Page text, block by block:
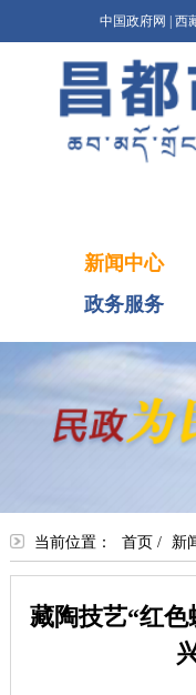
中国政府网 西
新闻中心
政务服务
当前位置： 首页 / 新
藏陶技艺“红